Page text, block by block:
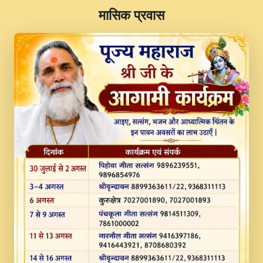
JINU SATGURU AAP BULAVE by Rasik
Pawan ji 20-11-19 Sankirtan At VEER JI
PRABHU KUTEER CHANNEL.mp3
Kina Sohna Tera Bhawan Sajaya Mata
Vaishno Devi Aarti Mata Rani Bhajan By
Lakhwinder Wadali Ji.mp3
MERE MANN VICH KANTH KALER
NEW PUNAJBI DEVOTIONAL SONG 2017
FULL VIDEO HD.mp3
Na To Roop Hai Bindu Ji Maharaj Pad - A
Divine Bhajan by Shri Indresh Ji
#BhaktiPath.mp3
Radha Rani Ki Kirpa Best Devotional
Song By Chitra Vichitra.mp3
​मासिक प्रवास